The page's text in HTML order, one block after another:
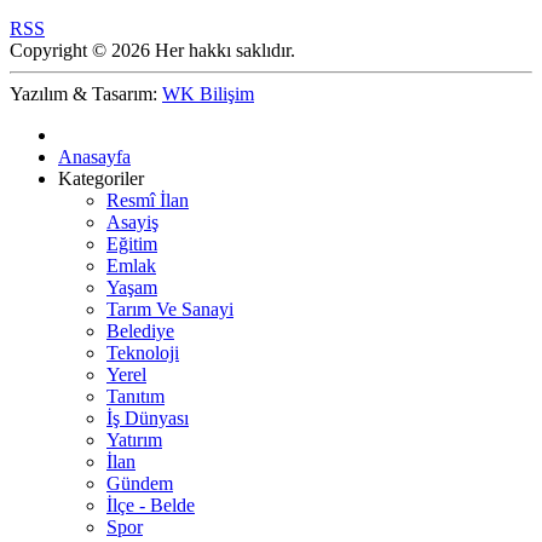
RSS
Copyright © 2026 Her hakkı saklıdır.
Yazılım & Tasarım: WK Bilişim
Anasayfa
Kategoriler
Resmî İlan
Asayiş
Eğitim
Emlak
Yaşam
Tarım Ve Sanayi
Belediye
Teknoloji
Yerel
Tanıtım
İş Dünyası
Yatırım
İlan
Gündem
İlçe - Belde
Spor